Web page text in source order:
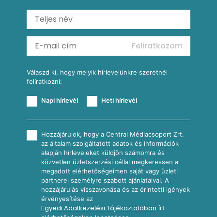
Ratatouille
Almás-kéksajtos kukoricasaláta
Köretek
Reggeli receptek
Feliratkozom
Válaszd ki, hogy melyik hírlevelünkre szeretnél
felíratkozni:
Napi hírlevél Heti hírlevél
Hozzájárulok, hogy a Central Médiacsoport Zrt.
az általam szolgáltatott adatok és információk
alapján hírleveleket küldjön számomra és
közvetlen üzletszerzési céllal megkeressen a
megadott elérhetőségeimen saját vagy üzleti
partnerei személyre szabott ajánlataival. A
hozzájárulás visszavonása és az érintetti igények
érvényesítése az
Egyedi Adatkezelési Tájékoztatóban írt